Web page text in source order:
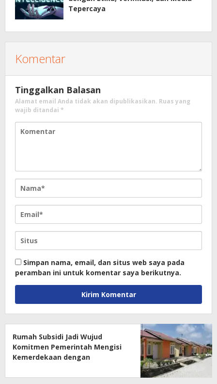
Tepercaya
Komentar
Tinggalkan Balasan
Alamat email Anda tidak akan dipublikasikan. Ruas yang
wajib ditandai *
Simpan nama, email, dan situs web saya pada
peramban ini untuk komentar saya berikutnya.
Rumah Subsidi Jadi Wujud
Komitmen Pemerintah Mengisi
Kemerdekaan dengan